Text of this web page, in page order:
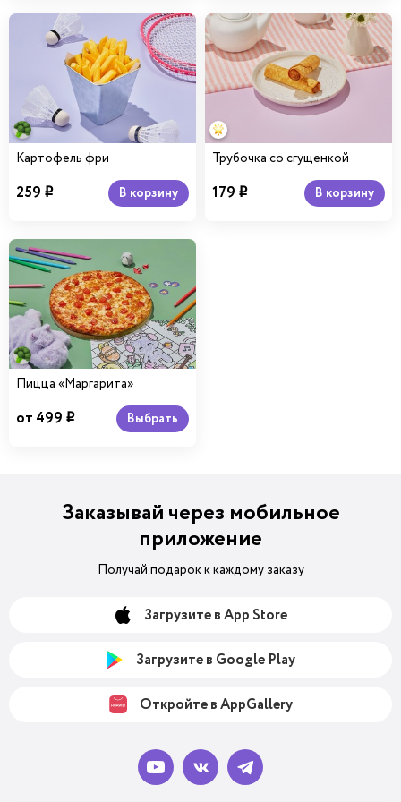
Картофель фри
259 i В корзину
Трубочка со сгущенкой
179 i В корзину
Пицца «Маргарита»
от 499 i Выбрать
Заказывай через мобильное
приложение
Получай подарок к каждому заказу
Загрузите в App Store
Загрузите в Google Play
Откройте в AppGallery